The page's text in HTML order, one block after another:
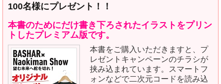
100名様にプレゼント！！
本書のためにだけ書き下ろされたイラストをプリン
トしたプレミアム版です。
本書をご購入いただきますと、プ
レゼントキャンペーンのチラシが
挟み込まれています。スマートフ
ォンなどで二次元コードを読み込